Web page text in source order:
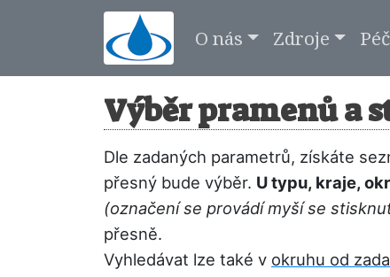
O nás Zdroje
Výběr pramenů a
Dle zadaných parametrů, získáte
přesný bude výběr. U typu, kraje,
(označení se provádí myší se
přesně.
Vyhledávat lze také v okruhu od